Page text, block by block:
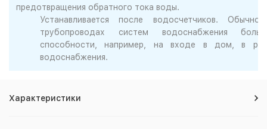
предотвращения обратного тока воды.
Устанавливается после водосчетчиков. Обычно
трубопроводах систем водоснабжения
способности, например, на входе в дом, в
водоснабжения.
Характеристики